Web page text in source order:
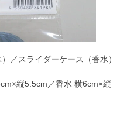
／スライダーケース（香水）
縦5.5cm／香水 横6cm×縦